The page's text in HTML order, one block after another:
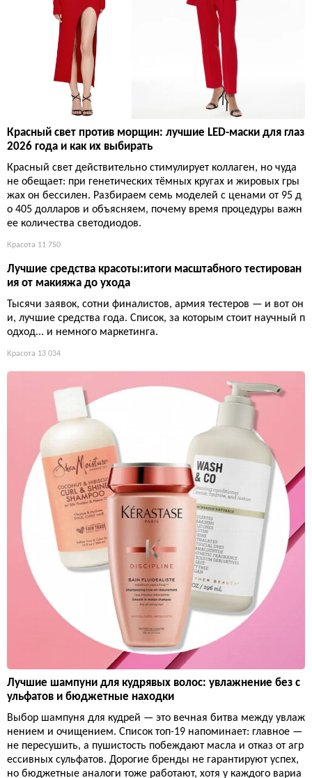
Красный свет против морщин: лучшие LED-маски для глаз
2026 года и как их выбирать
Красный свет действительно стимулирует коллаген, но чуда
не обещает: при генетических тёмных кругах и жировых гры
жах он бессилен. Разбираем семь моделей с ценами от 95 д
о 405 долларов и объясняем, почему время процедуры важн
ее количества светодиодов.
Красота 11 750
Лучшие средства красоты:итоги масштабного тестирован
ия от макияжа до ухода
Тысячи заявок, сотни финалистов, армия тестеров — и вот он
и, лучшие средства года. Список, за которым стоит научный п
одход... и немного маркетинга.
Красота 13 034
Лучшие шампуни для кудрявых волос: увлажнение без с
ульфатов и бюджетные находки
Выбор шампуня для кудрей — это вечная битва между увлаж
нением и очищением. Список топ-19 напоминает: главное —
не пересушить, а пушистость побеждают масла и отказ от агр
ессивных сульфатов. Дорогие бренды не гарантируют успех,
но бюджетные аналоги тоже работают, хотя у каждого вариа